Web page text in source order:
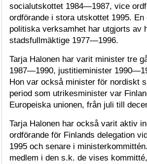
socialutskottet 1984—1987, vice
ordförande i stora utskottet 1995.
politiska verksamhet har utgjorts av
stadsfullmäktige 1977—1996.
Tarja Halonen har varit minister tre
1987—1990, justitieminister
Hon var också minister för nordiskt
period som utrikesminister var
Europeiska unionen, från juli till
Tarja Halonen har också varit aktiv
ordförande för Finlands delegation
1995 och senare i
medlem i den s.k. de vises